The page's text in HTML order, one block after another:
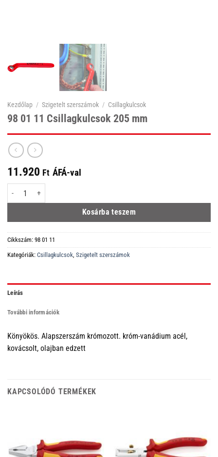
Kezdőlap / Szigetelt szerszámok / Csillagkulcsok
98 01 11 Csillagkulcsok 205 mm
11.920 Ft ÁFÁ-val
98 01 11 Csillagkulcsok 205 mm mennyiség
Kosárba teszem
Cikkszám: 98 01 11
Kategóriák: Csillagkulcsok Szigetelt szerszámok
Leírás
További információk
Könyökös. Alapszerszám krómozott. króm-vanádium acél,
kovácsolt, olajban edzett
KAPCSOLÓDÓ TERMÉKEK